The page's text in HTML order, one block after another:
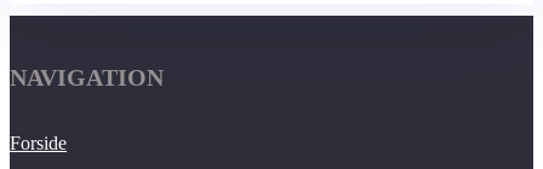
NAVIGATION
Forside